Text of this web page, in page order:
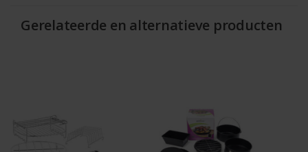
Gerelateerde en alternatieve producten